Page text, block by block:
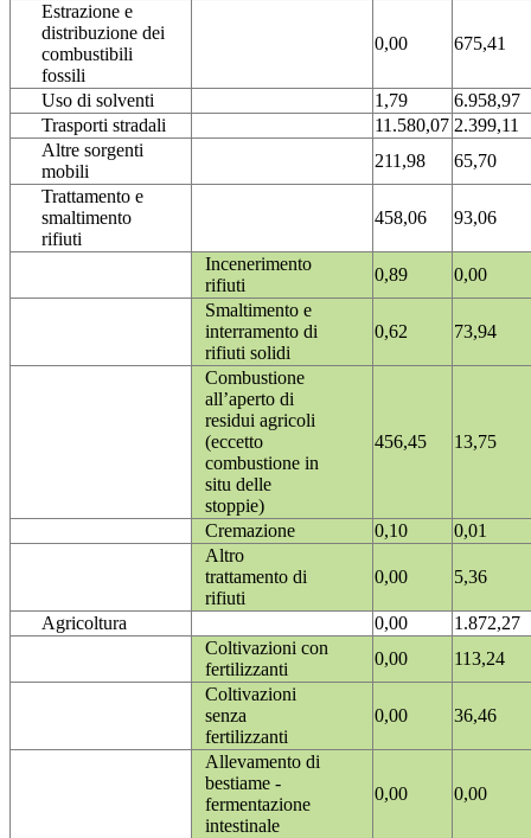
Estrazione e
distribuzione dei
combustibili
fossili
0,00 675,41
Uso di solventi 1,79
6.958,97
Trasporti stradali
11.580,07 2.399,11
Altre sorgenti
mobili
211,98
65,70
Trattamento e
smaltimento
rifiuti
458,06 93,06
Incenerimento
rifiuti
0,89
0,00
Smaltimento e
interramento di
rifiuti solidi
0,62 73,94
Combustione
all’aperto di
residui agricoli
(eccetto
combustione in
situ delle
stoppie)
456,45 13,75
Cremazione 0,10
0,01
Altro
trattamento di
rifiuti
0,00 5,36
Agricoltura 0,00
1.872,27
Coltivazioni con
fertilizzanti
0,00
113,24
Coltivazioni
senza
fertilizzanti
0,00 36,46
Allevamento di
bestiame -
fermentazione
intestinale
0,00 0,00